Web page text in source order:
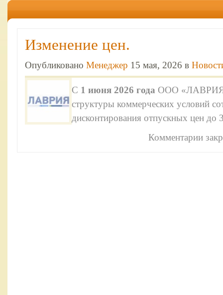
Изменение цен.
Опубликовано Менеджер 15 мая, 2026 в
С 1 июня 2026 года ООО «ЛАВРИЯ»
структуры коммерческих условий
дисконтирования отпускных цен до
Комментарии